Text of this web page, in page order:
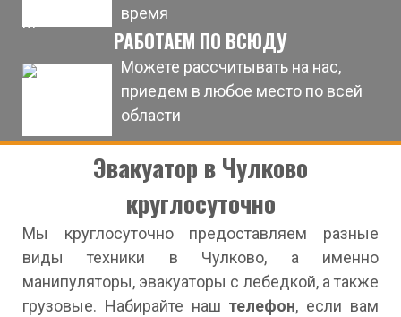
время
РАБОТАЕМ ПО ВСЮДУ
Можете рассчитывать на нас,
приедем в любое место по всей
области
Эвакуатор в Чулково
круглосуточно
Мы круглосуточно предоставляем разные
виды техники в Чулково, а именно
манипуляторы, эвакуаторы с лебедкой, а также
грузовые. Набирайте наш телефон, если вам